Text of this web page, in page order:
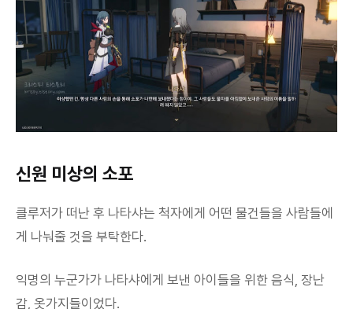
신원 미상의 소포
클루저가 떠난 후 나타샤는 척자에게 어떤 물건들을 사람들에
게 나눠줄 것을 부탁한다.
익명의 누군가가 나타샤에게 보낸 아이들을 위한 음식, 장난
감, 옷가지들이었다.